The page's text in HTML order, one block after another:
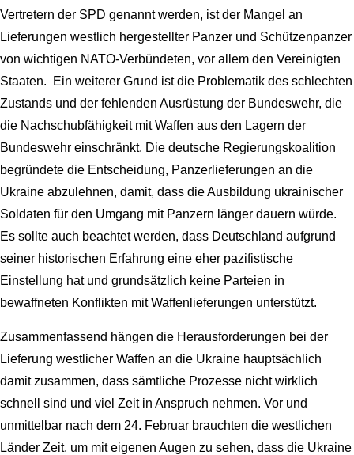
Vertretern der SPD genannt werden, ist der Mangel an
Lieferungen westlich hergestellter Panzer und Schützenpanzer
von wichtigen NATO-Verbündeten, vor allem den Vereinigten
Staaten. Ein weiterer Grund ist die Problematik des schlechten
Zustands und der fehlenden Ausrüstung der Bundeswehr, die
die Nachschubfähigkeit mit Waffen aus den Lagern der
Bundeswehr einschränkt. Die deutsche Regierungskoalition
begründete die Entscheidung, Panzerlieferungen an die
Ukraine abzulehnen, damit, dass die Ausbildung ukrainischer
Soldaten für den Umgang mit Panzern länger dauern würde.
Es sollte auch beachtet werden, dass Deutschland aufgrund
seiner historischen Erfahrung eine eher pazifistische
Einstellung hat und grundsätzlich keine Parteien in
bewaffneten Konflikten mit Waffenlieferungen unterstützt.
Zusammenfassend hängen die Herausforderungen bei der
Lieferung westlicher Waffen an die Ukraine hauptsächlich
damit zusammen, dass sämtliche Prozesse nicht wirklich
schnell sind und viel Zeit in Anspruch nehmen. Vor und
unmittelbar nach dem 24. Februar brauchten die westlichen
Länder Zeit, um mit eigenen Augen zu sehen, dass die Ukraine